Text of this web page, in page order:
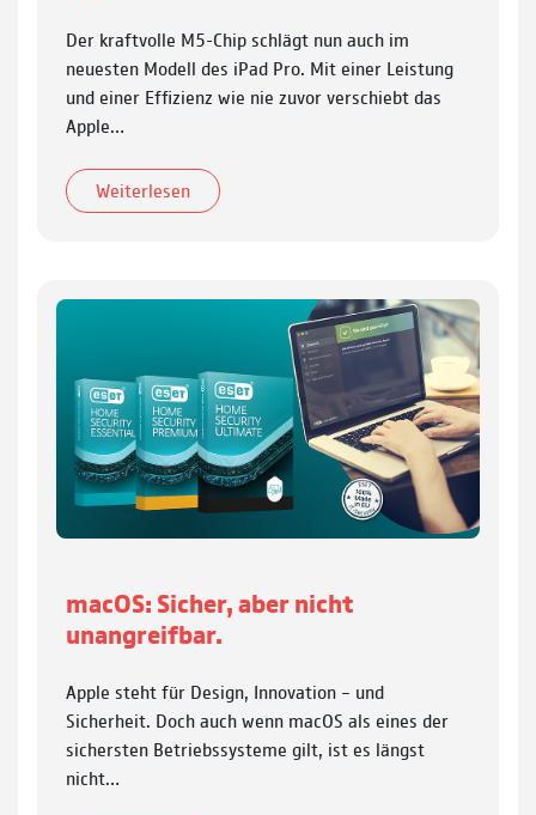
Der kraftvolle M5-Chip schlägt nun auch im
neuesten Modell des iPad Pro. Mit einer Leistung
und einer Effizienz wie nie zuvor verschiebt das
Apple…
Weiterlesen
macOS: Sicher, aber nicht
unangreifbar.
Apple steht für Design, Innovation – und
Sicherheit. Doch auch wenn macOS als eines der
sichersten Betriebssysteme gilt, ist es längst
nicht…